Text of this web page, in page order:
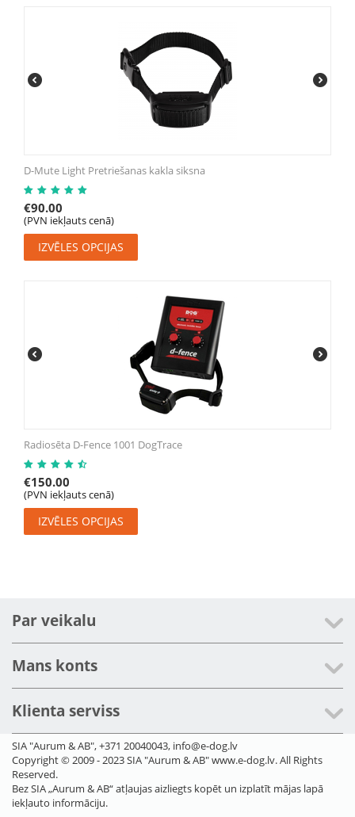
D-Mute Light Pretriešanas kakla siksna
€90.00
(PVN iekļauts cenā)
IZVĒLES OPCIJAS
Radiosēta D-Fence 1001 DogTrace
€150.00
(PVN iekļauts cenā)
IZVĒLES OPCIJAS
Par veikalu
Mans konts
Klienta serviss
SIA "Aurum & AB", +371 20040043, info@e-dog.lv
Copyright © 2009 - 2023 SIA "Aurum & AB" www.e-dog.lv. All Rights
Reserved.
Bez SIA „Aurum & AB“ atļaujas aizliegts kopēt un izplatīt mājas lapā
iekļauto informāciju.